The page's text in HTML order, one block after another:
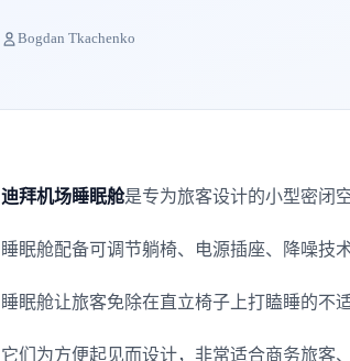
Bogdan Tkachenko
迪拜机场睡眠舱是专为旅客设计的小型密闭
睡眠舱配备可调节躺椅、电源插座、降噪技
睡眠舱让旅客免除在直立椅子上打瞌睡的不
它们为方便起见而设计，非常适合商务旅客